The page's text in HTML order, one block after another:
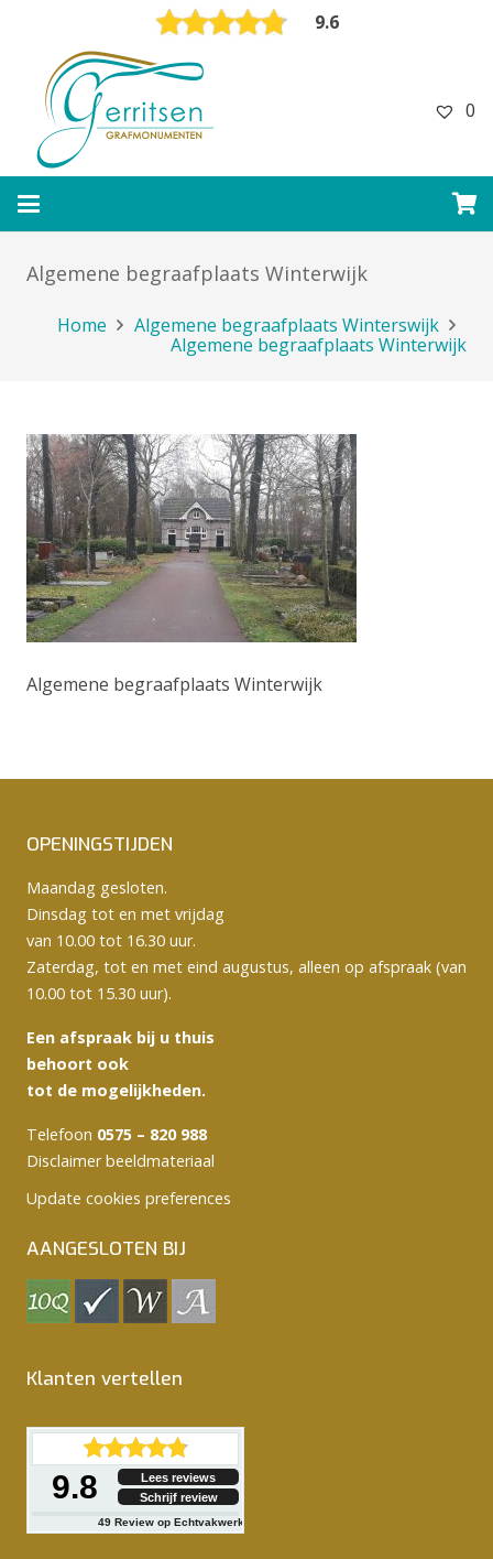
9.6
0
Algemene begraafplaats Winterwijk
Home
Algemene begraafplaats Winterswijk
Algemene begraafplaats Winterwijk
Algemene begraafplaats Winterwijk
OPENINGSTIJDEN
Maandag gesloten.
Dinsdag tot en met vrijdag
van 10.00 tot 16.30 uur.
Zaterdag, tot en met eind augustus, alleen op afspraak (van
10.00 tot 15.30 uur).
Een afspraak bij u thuis
behoort ook
tot de mogelijkheden.
Telefoon 0575 – 820 988
Disclaimer beeldmateriaal
Update cookies preferences
AANGESLOTEN BIJ
Klanten vertellen
9.8
Lees reviews
Schrijf review
49 Review op Echtvakwerk